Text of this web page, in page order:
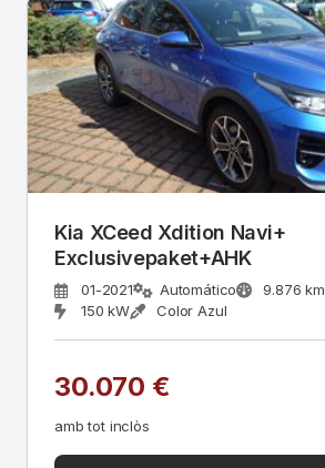
Kia XCeed Xdition Navi+
Exclusivepaket+AHK
01-2021 Automático 9.876 km
150 kW
Color Azul
30.070 €
amb tot inclòs